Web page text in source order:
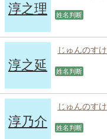
淳之理 姓名判断
淳之延
じゅんのすけ
姓名判断
淳乃介
じゅんのすけ
姓名判断